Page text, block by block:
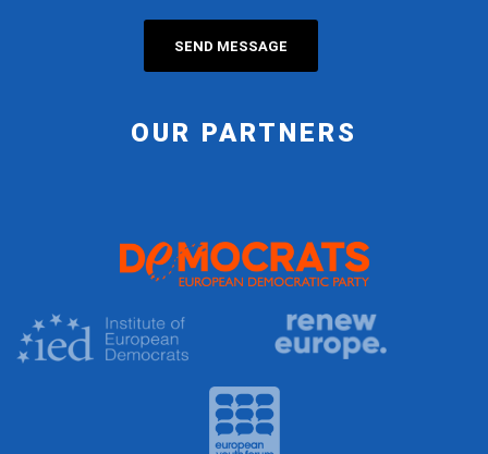
OUR PARTNERS